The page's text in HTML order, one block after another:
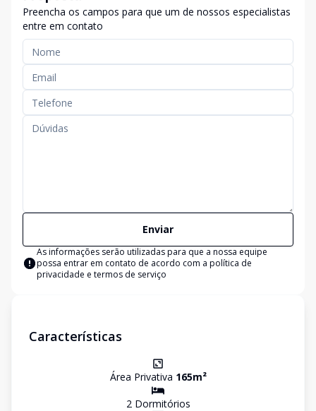
Preencha os campos para que um de nossos especialistas
entre em contato
Enviar
As informações serão utilizadas para que a nossa equipe
possa entrar em contato de acordo com a política de
privacidade e termos de serviço
Características
Área Privativa 165m²
2Dormitórios